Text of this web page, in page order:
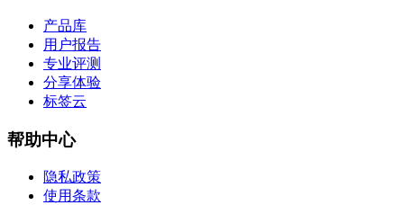
产品库
用户报告
专业评测
分享体验
标签云
帮助中心
隐私政策
使用条款